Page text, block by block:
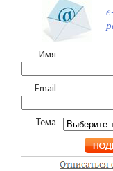
Имя
Email
Тема